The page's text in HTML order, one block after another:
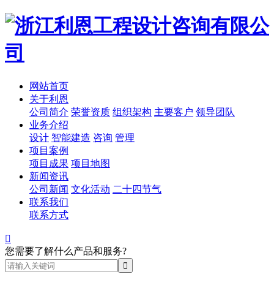
网站首页
关于利恩
公司简介 荣誉资质 组织架构 主要客户 领导团队
业务介绍
设计 智能建造 咨询 管理
项目案例
项目成果 项目地图
新闻资讯
公司新闻 文化活动 二十四节气
联系我们
联系方式

您需要了解什么产品和服务?